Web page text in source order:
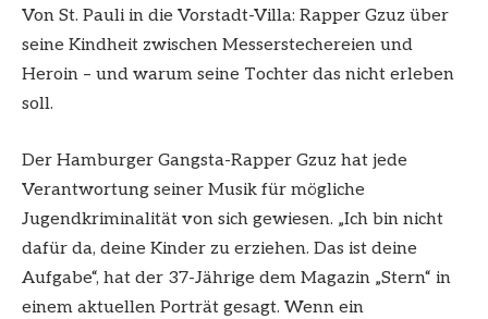
Von St. Pauli in die Vorstadt-Villa: Rapper Gzuz über
seine Kindheit zwischen Messerstechereien und
Heroin – und warum seine Tochter das nicht erleben
soll.
Der Hamburger Gangsta-Rapper Gzuz hat jede
Verantwortung seiner Musik für mögliche
Jugendkriminalität von sich gewiesen. „Ich bin nicht
dafür da, deine Kinder zu erziehen. Das ist deine
Aufgabe“, hat der 37-Jährige dem Magazin „Stern“ in
einem aktuellen Porträt gesagt. Wenn ein